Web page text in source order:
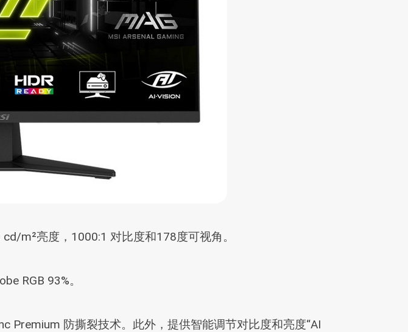
m²亮度，1000:1 对比度和178度可视角。
RGB 93%。
Premium 防撕裂技术。此外，提供智能调节对比度和亮度“AI